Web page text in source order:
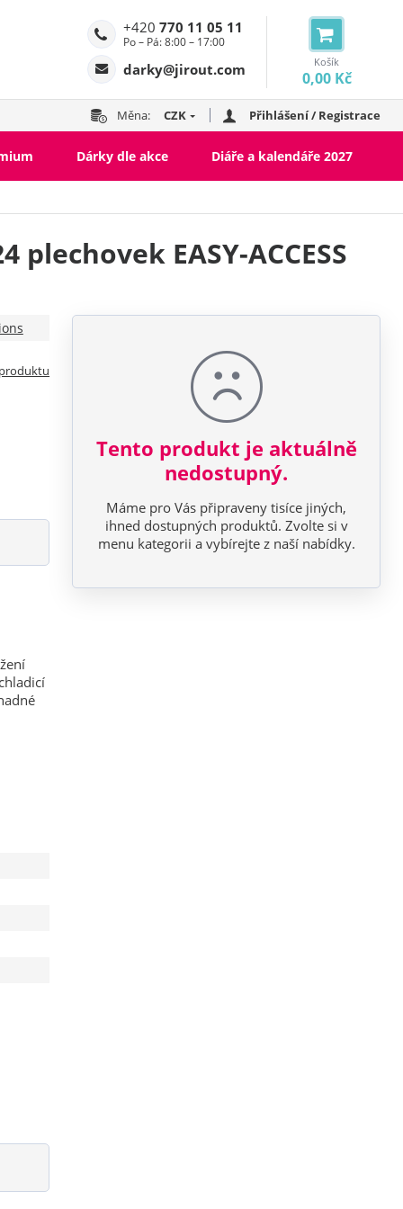
Košík
0,00 Kč
+420 770 11 05 11
Po – Pá: 8:00 – 17:00
darky@jirout.com
Měna: CZK Přihlášení / Registrace
Dárky dle akce Diáře a kalendáře 2027
EASY-ACCESS
Tento produkt je aktuálně
nedostupný.
Máme pro Vás připraveny tisíce jiných,
ihned dostupných produktů. Zvolte si v
menu kategorii a vybírejte z naší nabídky.